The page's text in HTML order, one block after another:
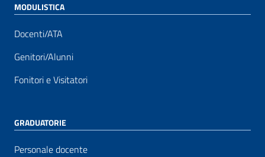
MODULISTICA
Docenti/ATA
Genitori/Alunni
Fonitori e Visitatori
GRADUATORIE
Personale docente